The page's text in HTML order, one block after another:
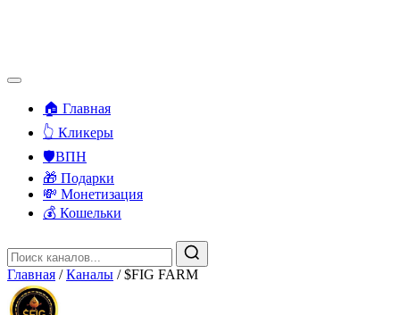
🏠 Главная
👆 Кликеры
🛡️ВПН
🎁 Подарки
💸 Монетизация
💰 Кошельки
Главная / Каналы / $FIG FARM